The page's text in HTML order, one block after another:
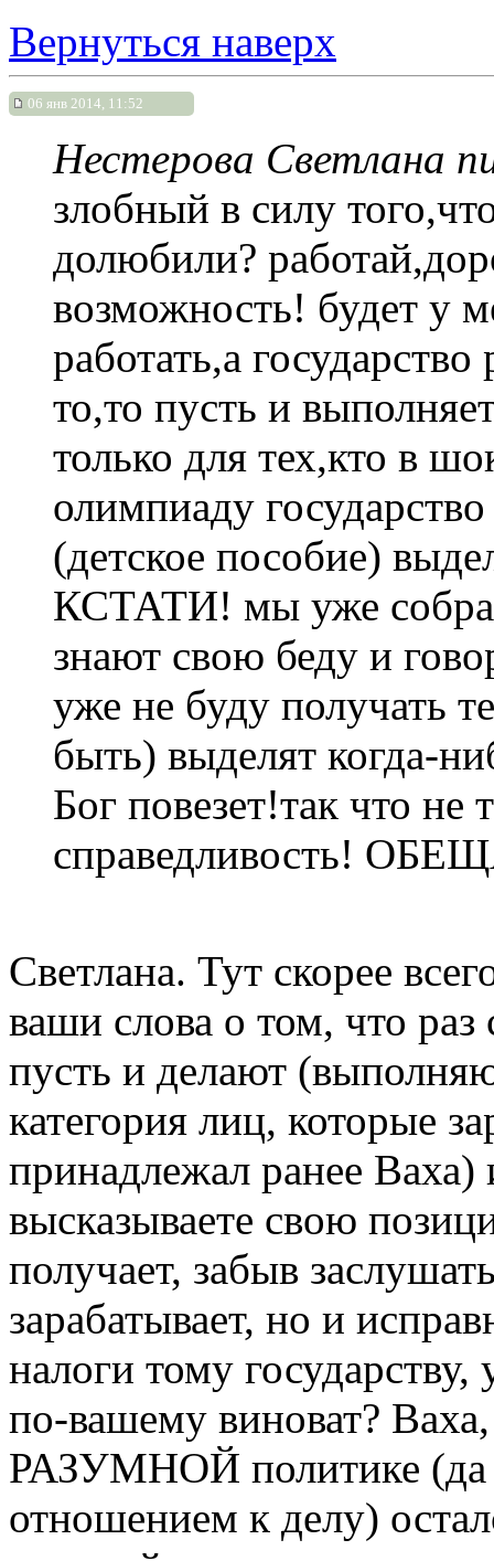
Вернуться наверх
06 янв 2014, 11:52
Нестерова Светлана
злобный в силу
долюбили?
возможность! будет у
работать,а
то,то пусть и
только для тех,кто в
олимпиаду
(детское пособие)
КСТАТИ! мы уже
знают свою беду и
уже не буду получать
быть) выделят когда-
Бог повезет!так что не
справедливость!
Светлана. Тут скорее
ваши слова о том, что раз
пусть и делают
категория лиц, которые
принадлежал ранее Ваха)
высказываете свою
получает, забыв
зарабатывает, но и
налоги тому
по-вашему виноват?
РАЗУМНОЙ политике (да
отношением к делу)